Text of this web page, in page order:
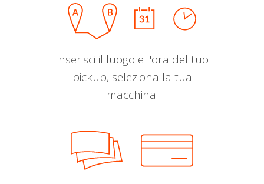
Inserisci il luogo e l'ora del tuo
pickup, seleziona la tua
macchina.